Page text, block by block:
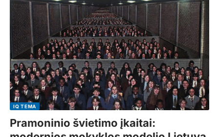
IQ TEMA
Pramoninio švietimo įkaitai: